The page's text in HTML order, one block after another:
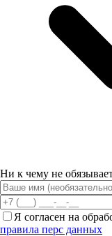
Ни к чему не
Я согласен на
правила перс данных